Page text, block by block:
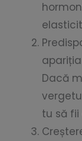
Dacă
tu să